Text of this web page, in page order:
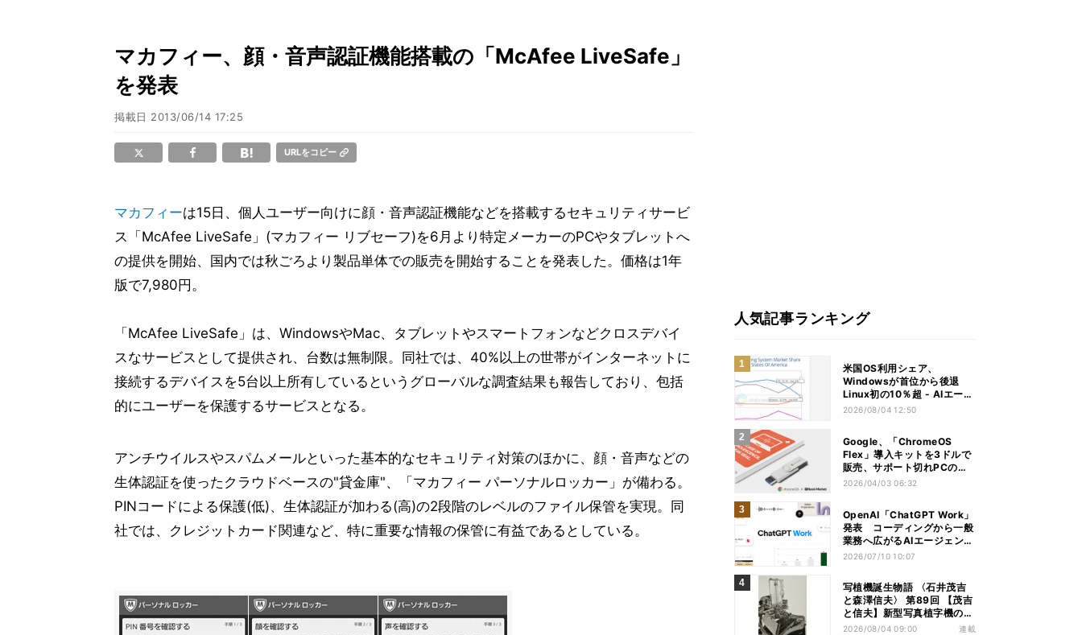
マカフィー、顔・音声認証機能搭載の「McAfee LiveSafe」
を発表
掲載日 2013/06/14 17:25
URLをコピー
マカフィーは15日、個人ユーザー向けに顔・音声認証機能などを搭載するセキュリティサービ
ス「McAfee LiveSafe」(マカフィー リブセーフ)を6月より特定メーカーのPCやタブレットへ
の提供を開始、国内では秋ごろより製品単体での販売を開始することを発表した。価格は1年
版で7,980円。
「McAfee LiveSafe」は、WindowsやMac、タブレットやスマートフォンなどクロスデバイ
スなサービスとして提供され、台数は無制限。同社では、40%以上の世帯がインターネットに
接続するデバイスを5台以上所有しているというグローバルな調査結果も報告しており、包括
的にユーザーを保護するサービスとなる。
アンチウイルスやスパムメールといった基本的なセキュリティ対策のほかに、顔・音声などの
生体認証を使ったクラウドベースの"貸金庫"、「マカフィー パーソナルロッカー」が備わる。
PINコードによる保護(低)、生体認証が加わる(高)の2段階のレベルのファイル保管を実現。同
社では、クレジットカード関連など、特に重要な情報の保管に有益であるとしている。
人気記事ランキング
米国OS利用シェア、
Windowsが首位から後退
Linux初の10％超 - AIエージ
ェントが影響か
2026/08/04 12:50
Google、「ChromeOS
Flex」導入キットを3ドルで
販売、サポート切れPCの再
活用に
2026/04/03 06:32
OpenAI「ChatGPT Work」
発表 コーディングから一般
業務へ広がるAIエージェント
競争
2026/07/10 10:07
写植機誕生物語 〈石井茂吉
と森澤信夫〉 第89回 【茂吉
と信夫】新型写真植字機の構
想
2026/08/04 09:00 連載